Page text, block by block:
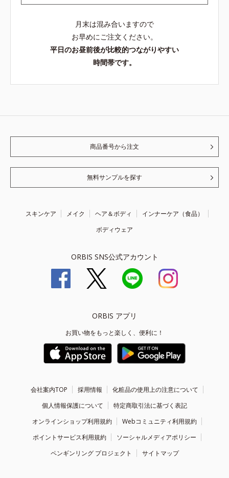
月末は混み合いますので
お早めにご注文ください。
平日のお昼前後が比較的つながりやすい
時間帯です。
商品番号から注文
無料サンプルを探す
スキンケア メイク ヘア＆ボディ
インナーケア（食品）
ボディウェア
ORBIS SNS公式アカウント
ORBIS アプリ
お買い物をもっと楽しく、便利に！
会社案内TOP 採用情報
化粧品の使用上の注意について
個人情報保護について
特定商取引法に基づく表記
オンラインショップ利用規約
Webコミュニティ利用規約
ポイントサービス利用規約
ソーシャルメディアポリシー
ペンギンリング プロジェクト
サイトマップ